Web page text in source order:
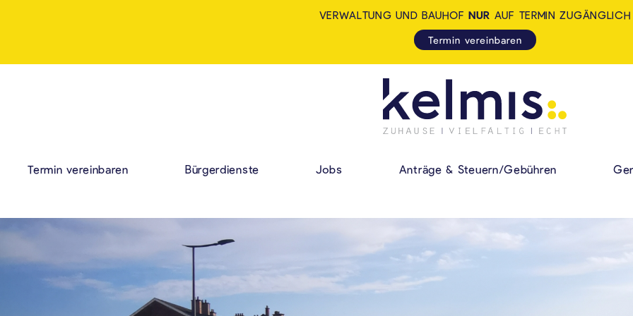
KELMIS - LA
HAUPMENÜ
Termin vereinbaren Bürgerdienste Jobs Anträge & Steuern/Gebühren
VERWALTUNG UND BAUHOF NUR AUF TERMIN ZUGÄNGLICH
Termin vereinbaren